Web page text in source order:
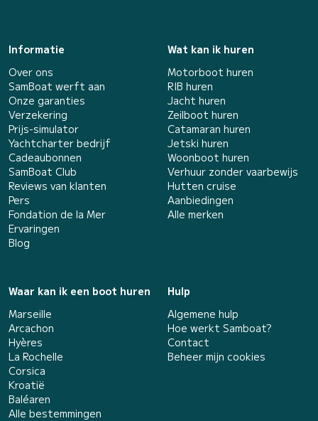
Informatie
Over ons
SamBoat werft aan
Onze garanties
Verzekering
Prijs-simulator
Yachtcharter bedrijf
Cadeaubonnen
SamBoat Club
Reviews van klanten
Pers
Fondation de la Mer
Ervaringen
Blog
Wat kan ik huren
Motorboot huren
RIB huren
Jacht huren
Zeilboot huren
Catamaran huren
Jetski huren
Woonboot huren
Verhuur zonder vaarbewijs
Hutten cruise
Aanbiedingen
Alle merken
Waar kan ik een boot huren
Marseille
Arcachon
Hyères
La Rochelle
Corsica
Kroatië
Baléaren
Alle bestemmingen
Hulp
Algemene hulp
Hoe werkt Samboat?
Contact
Beheer mijn cookies